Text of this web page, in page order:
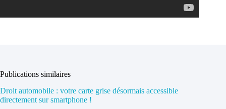
Publications similaires
Droit automobile : votre carte grise désormais accessible
directement sur smartphone !